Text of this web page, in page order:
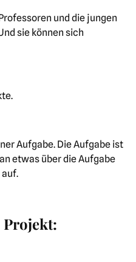
und die jungen
sie können sich
Aufgabe. Die Aufgabe ist
etwas über die Aufgabe
auf.